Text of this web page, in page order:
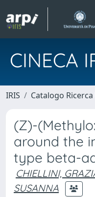
CINECA
IRIS Catalogo
(Z)-
around the
type beta-
CHIELLINI,
SUSANNA